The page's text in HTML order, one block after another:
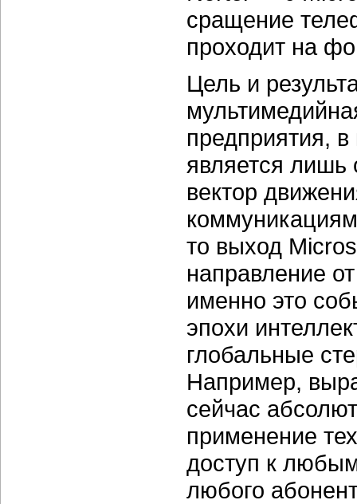
сращение
проходит на
Цель и
предприятия, в
является
вектор
то выход
направление
именно это
эпохи
глобальные
Например,
сейчас
применение
доступ к
любого